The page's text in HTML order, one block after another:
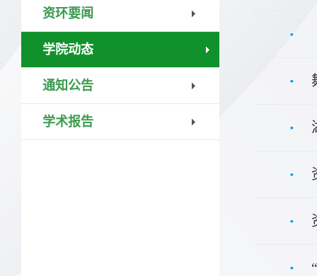
资环要闻
学院动态
通知公告
学术报告